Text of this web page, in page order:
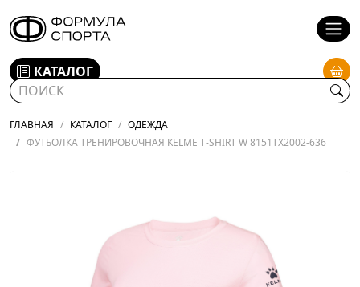
КАТАЛОГ
ГЛАВНАЯ КАТАЛОГ
ОДЕЖДА
ФУТБОЛКА ТРЕНИРОВОЧНАЯ KELME T-SHIRT W 8151TX2002-636